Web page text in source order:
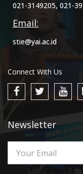
021-3149205, 021-
Email:
stie@yai.ac.id
Connect With Us
Newsletter